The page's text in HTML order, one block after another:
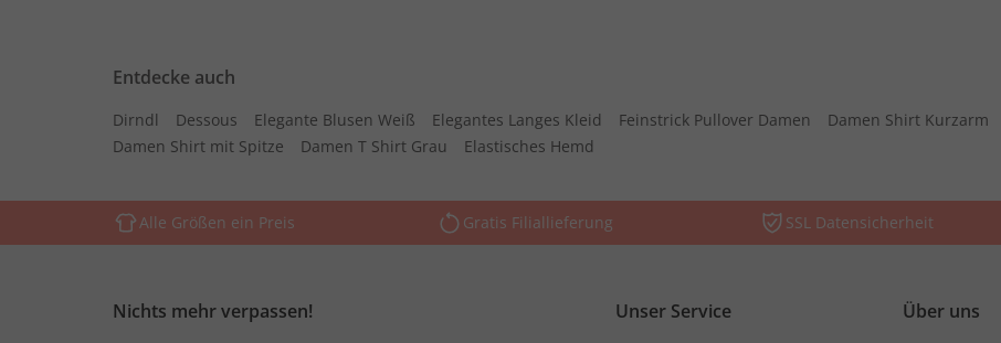
Entdecke auch
Dirndl Dessous Elegante Blusen Weiß Elegantes Langes Kleid Feinstrick Pullover Damen Damen Shirt Kurzarm
Damen Shirt mit Spitze
Damen T Shirt Grau Elastisches Hemd
Alle Größen ein Preis Gratis Filiallieferung SSL Datensicherheit
Nichts mehr verpassen! Unser Service Über uns